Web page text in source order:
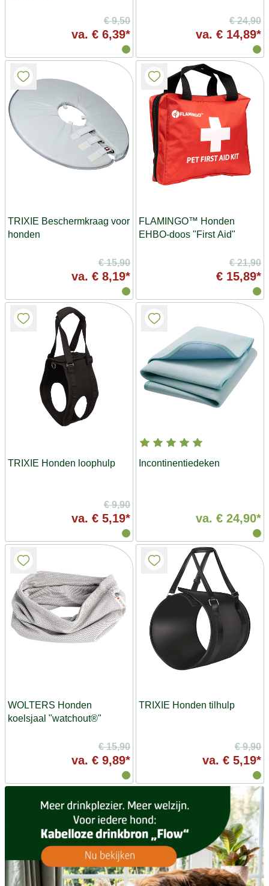
€ 9,50
va. € 6,39*
€ 24,90
va. € 14,89*
TRIXIE Beschermkraag voor
honden
€ 15,90
va. € 8,19*
FLAMINGO™ Honden
EHBO-doos "First Aid"
€ 21,90
€ 15,89*
TRIXIE Honden loophulp
€ 9,90
va. € 5,19*
Incontinentiedeken
va. € 24,90*
WOLTERS Honden
koelsjaal "watchout®"
€ 15,90
va. € 9,89*
TRIXIE Honden tilhulp
€ 9,90
va. € 5,19*